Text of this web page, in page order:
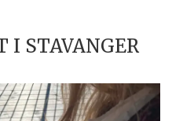
I STAVANGER